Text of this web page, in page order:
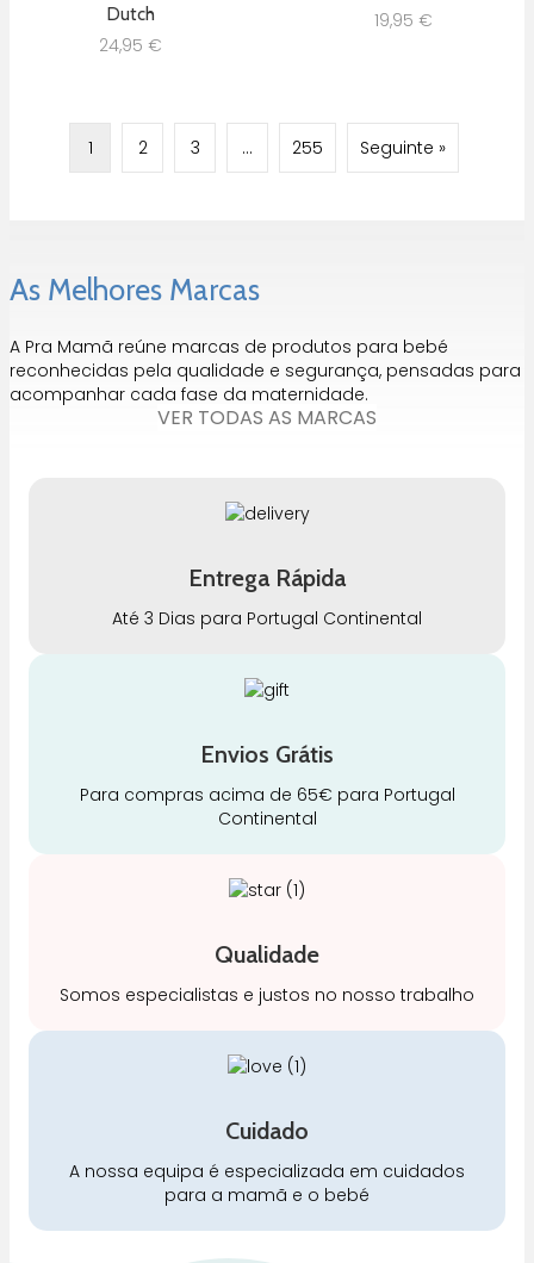
Dutch
24,95 €
19,95 €
1 2 3 … 255 Seguinte »
As Melhores Marcas
A Pra Mamã reúne marcas de produtos para bebé
reconhecidas pela qualidade e segurança, pensadas para
acompanhar cada fase da maternidade.
VER TODAS AS MARCAS
Entrega Rápida
Até 3 Dias para Portugal Continental
Envios Grátis
Para compras acima de 65€ para Portugal
Continental
Qualidade
Somos especialistas e justos no nosso trabalho
Cuidado
A nossa equipa é especializada em cuidados
para a mamã e o bebé